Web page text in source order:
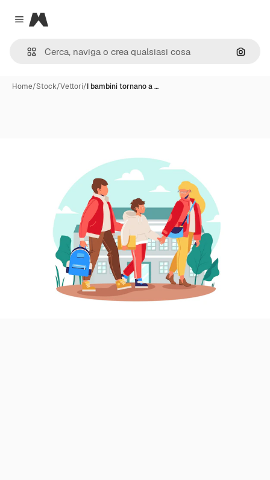
Close menu
Magnific
Cerca
Home/Stock/Vettori/I bambini tornano a …